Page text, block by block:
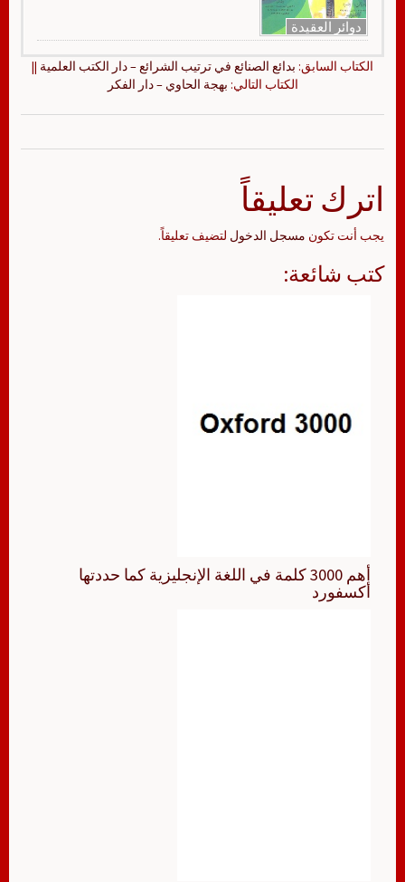
دوائر العقيدة
الكتاب السابق: بدائع الصنائع في ترتيب الشرائع – دار الكتب العلمية ||
الكتاب التالي: بهجة الحاوي – دار الفكر
اترك تعليقاً
يجب أنت تكون مسجل الدخول لتضيف تعليقاً.
كتب شائعة:
أهم 3000 كلمة في اللغة الإنجليزية كما حددتها
أكسفورد